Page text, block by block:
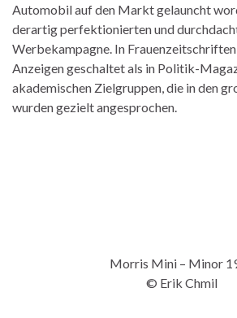
Automobil auf den Markt gelauncht
derartig perfektionierten und
Werbekampagne. In
Anzeigen geschaltet als in Politik-
akademischen Zielgruppen, die in den
wurden gezielt angesprochen.
Morris Mini – Minor
© Erik Chmil